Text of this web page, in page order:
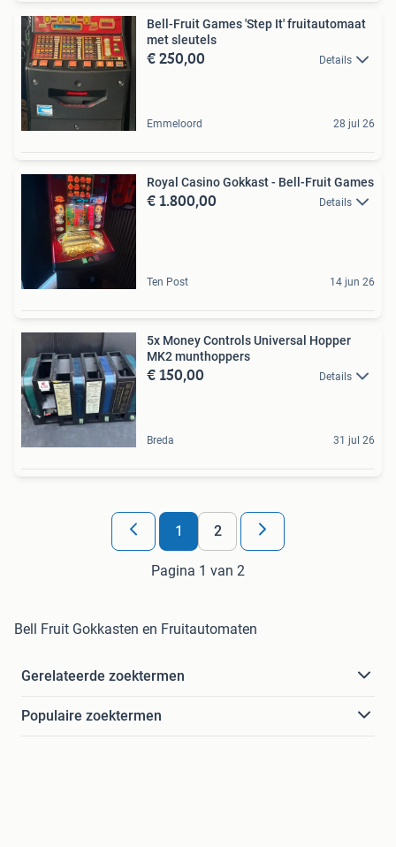
Bell-Fruit Games 'Step It' fruitautomaat
met sleutels
€ 250,00 Details
Emmeloord 28 jul 26
Royal Casino Gokkast - Bell-Fruit Games
€ 1.800,00 Details
Ten Post 14 jun 26
5x Money Controls Universal Hopper
MK2 munthoppers
€ 150,00 Details
Breda 31 jul 26
1 2
Pagina 1 van 2
Bell Fruit Gokkasten en Fruitautomaten
Gerelateerde zoektermen
Populaire zoektermen